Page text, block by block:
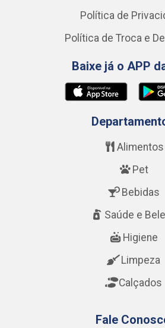
Política de
Política de Troca e
Baixe já o APP
Alimentos
Pet
Bebidas
Saúde e
Higiene
Limpeza
Calçados
Fale